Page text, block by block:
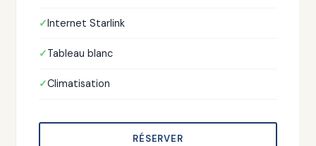
Internet Starlink
Tableau blanc
Climatisation
RÉSERVER